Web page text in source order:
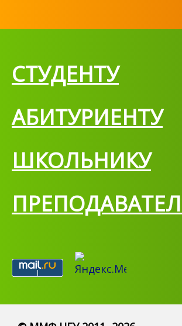
СТУДЕНТУ
АБИТУРИЕНТУ
ШКОЛЬНИКУ